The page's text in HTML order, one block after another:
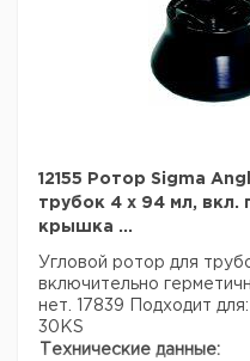
12155 Ротор Sigma
трубок 4 x 94 мл, вкл.
крышка ...
Угловой ротор для
включительно
нет. 17839
Подходит
30KS
Технические данные: